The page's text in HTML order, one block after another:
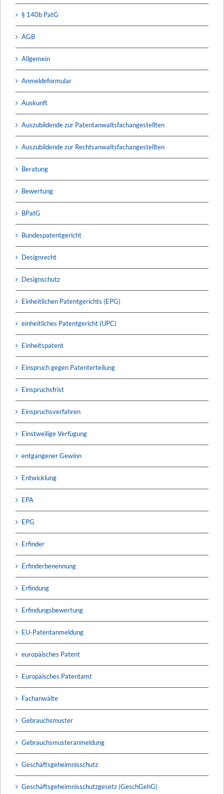
§ 140b PatG
AGB
Allgemein
Anmeldeformular
Auskunft
Auszubildende zur Patentanwaltsfachangestellten
Auszubildende zur Rechtsanwaltsfachangestellten
Beratung
Bewertung
BPatG
Bundespatentgericht
Designrecht
Designschutz
Einheitlichen Patentgerichts (EPG)
einheitliches Patentgericht (UPC)
Einheitspatent
Einspruch gegen Patenterteilung
Einspruchsfrist
Einspruchsverfahren
Einstweilige Verfügung
entgangener Gewinn
Entwicklung
EPA
EPG
Erfinder
Erfinderbenennung
Erfindung
Erfindungsbewertung
EU-Patentanmeldung
europäisches Patent
Europäisches Patentamt
Fachanwälte
Gebrauchsmuster
Gebrauchsmusteranmeldung
Geschäftsgeheimnisschutz
Geschäftsgeheimnisschutzgesetz (GeschGehG)